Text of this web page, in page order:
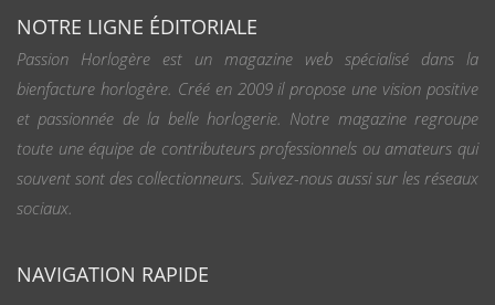
NOTRE LIGNE ÉDITORIALE
Passion Horlogère est un magazine web spécialisé dans la
bienfacture horlogère. Créé en 2009 il propose une vision positive
et passionnée de la belle horlogerie. Notre magazine regroupe
toute une équipe de contributeurs professionnels ou amateurs qui
souvent sont des collectionneurs. Suivez-nous aussi sur les réseaux
sociaux.
NAVIGATION RAPIDE